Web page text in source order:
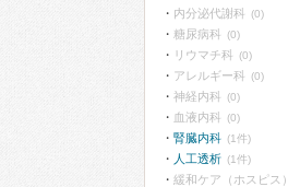
内分泌代謝科 (0)
糖尿病科 (0)
リウマチ科 (0)
アレルギー科 (0)
神経内科 (0)
血液内科 (0)
腎臓内科 (1件)
人工透析 (1件)
緩和ケア（ホスピス）